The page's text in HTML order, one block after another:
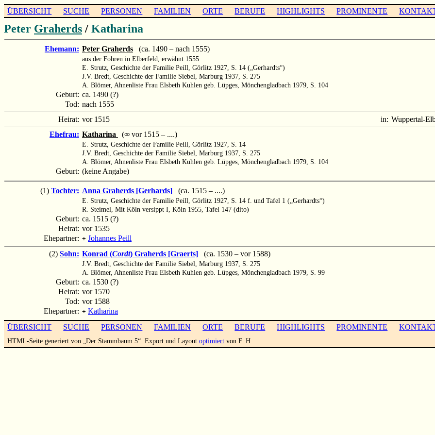
ÜBERSICHT SUCHE PERSONEN FAMILIEN ORTE BERUFE HIGHLIGHTS PROMINENTE
Peter Graherds / Katharina
Ehemann: Peter Graherds (ca. 1490 – nach 1555)
aus der Fohren in Elberfeld, erwähnt 1555
E. Strutz, Geschichte der Familie Peill, Görlitz 1927, S. 14 („Gerhardts“)
J.V. Bredt, Geschichte der Familie Siebel, Marburg 1937, S. 275
A. Blömer, Ahnenliste Frau Elsbeth Kuhlen geb. Lüpges, Mönchengladbach 1979, S. 104
Geburt: ca. 1490 (?)
Tod: nach 1555
Heirat: vor 1515 in: Wuppertal-
Ehefrau: Katharina (∞ vor 1515 – ....)
E. Strutz, Geschichte der Familie Peill, Görlitz 1927, S. 14
J.V. Bredt, Geschichte der Familie Siebel, Marburg 1937, S. 275
A. Blömer, Ahnenliste Frau Elsbeth Kuhlen geb. Lüpges, Mönchengladbach 1979, S. 104
Geburt: (keine Angabe)
(1) Tochter: Anna Graherds [Gerhards] (ca. 1515 – ....)
E. Strutz, Geschichte der Familie Peill, Görlitz 1927, S. 14 f. und Tafel 1 („Gerhardts“)
R. Steimel, Mit Köln versippt I, Köln 1955, Tafel 147 (dito)
Geburt: ca. 1515 (?)
Heirat: vor 1535
Ehepartner: + Johannes Peill
(2) Sohn: Konrad (Cordt) Graherds [Graerts] (ca. 1530 – vor 1588)
J.V. Bredt, Geschichte der Familie Siebel, Marburg 1937, S. 275
A. Blömer, Ahnenliste Frau Elsbeth Kuhlen geb. Lüpges, Mönchengladbach 1979, S. 99
Geburt: ca. 1530 (?)
Heirat: vor 1570
Tod: vor 1588
Ehepartner: + Katharina
ÜBERSICHT
SUCHE PERSONEN FAMILIEN ORTE BERUFE HIGHLIGHTS PROMINENTE
HTML-Seite generiert von „Der Stammbaum 5“. Export und Layoutoptimiert von F. H.